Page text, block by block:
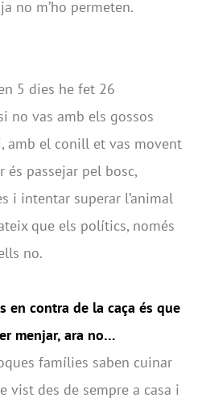
no m’ho permeten.
5 dies he fet 26
no vas amb els gossos
amb el conill et vas movent
és passejar pel bosc,
i intentar superar l’animal
que els polítics, només
no.
en contra de la caça és que
menjar, ara no…
famílies saben cuinar
vist des de sempre a casa i